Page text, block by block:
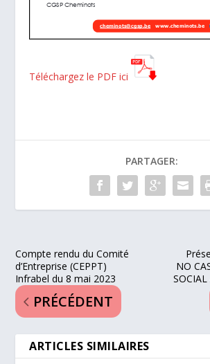
Téléchargez le PDF ici
PARTAGER:
Compte rendu du Comité
d’Entreprise (CEPPT)
Infrabel du 8 mai 2023
PRÉCÉDENT
NO
ARTICLES SIMILAIRES